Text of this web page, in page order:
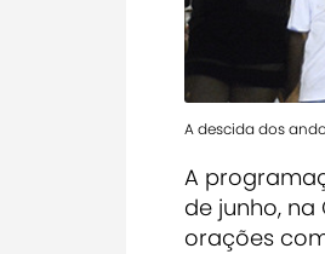
A descida dos
A
de junho, na
orações